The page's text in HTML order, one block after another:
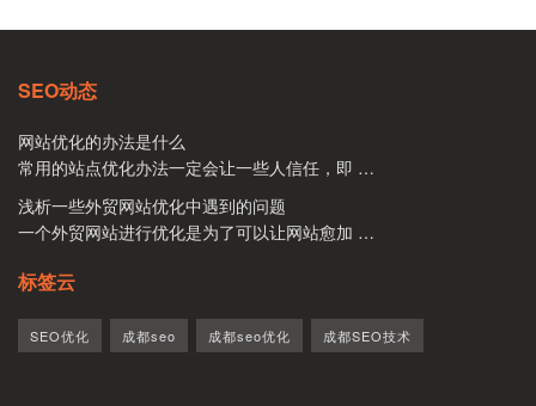
SEO动态
网站优化的办法是什么
常用的站点优化办法一定会让一些人信任，即 …
浅析一些外贸网站优化中遇到的问题
一个外贸网站进行优化是为了可以让网站愈加 …
标签云
SEO优化 成都seo 成都seo优化 成都SEO技术